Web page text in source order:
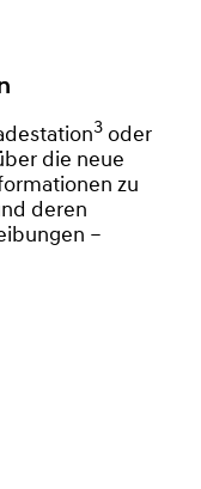
3 oder
die neue
zu
deren
–